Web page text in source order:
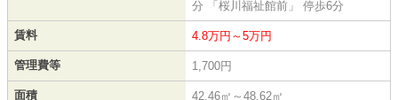
分 「桜川福祉館前」 停歩6分
賃料 4.8万円～5万円
管理費等 1,700円
面積 42.46㎡～48.62㎡